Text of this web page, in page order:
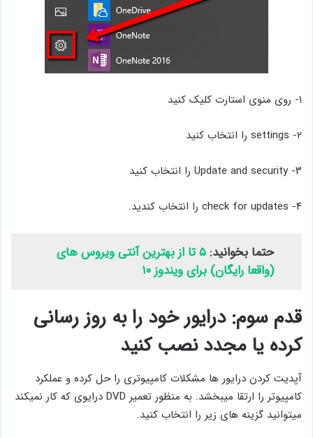
۱- روی منوی استارت کلیک کنید
۲- settings را انتخاب کنید
۳- Update and security را انتخاب کنید
۴- check for updates را انتخاب کندید.
حتما بخوانید:
۵ تا از بهترین آنتی ویروس های
(واقعا رایگان) برای ویندوز ۱۰
قدم سوم: درایور خود را به روز رسانی
کرده یا مجدد نصب کنید
آپدیت کردن درایور ها مشکلات کامپیوتری را حل کرده و عملکرد
کامپیوتر را ارتقا میبخشد. به منظور تعمیر DVD درایوی که کار نمیکند
میتوانید گزینه های زیر را انتخاب کنید.